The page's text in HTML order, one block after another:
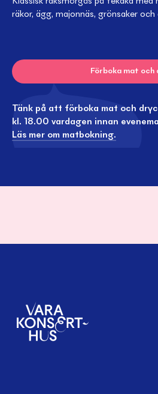
räkor, ägg, majonnäs, grönsaker och
Förboka mat och
Tänk på att förboka mat och
kl. 18.00 vardagen innan
Läs mer om matbokning.